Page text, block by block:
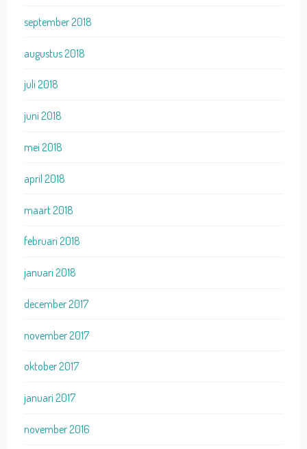
september 2018
augustus 2018
juli 2018
juni 2018
mei 2018
april 2018
maart 2018
februari 2018
januari 2018
december 2017
november 2017
oktober 2017
januari 2017
november 2016